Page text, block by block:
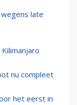
late
nu compleet
het eerst in